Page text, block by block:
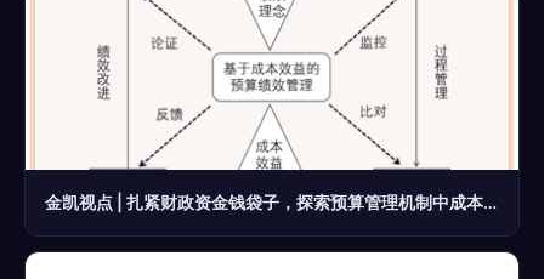
金凯视点 | 扎紧财政资金钱袋子，探索预算管理机制中成本效益理念的融合与应用